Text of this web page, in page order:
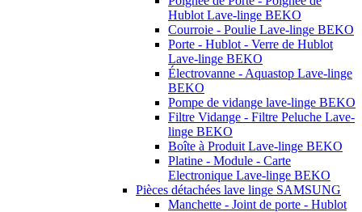
Hublot Lave-linge BEKO
Courroie - Poulie Lave-linge BEKO
Porte - Hublot - Verre de Hublot
Lave-linge BEKO
Électrovanne - Aquastop Lave-linge
BEKO
Pompe de vidange lave-linge BEKO
Filtre Vidange - Filtre Peluche Lave-
linge BEKO
Boîte à Produit Lave-linge BEKO
Platine - Module - Carte
Electronique Lave-linge BEKO
Pièces détachées lave linge SAMSUNG
Manchette - Joint de porte - Hublot